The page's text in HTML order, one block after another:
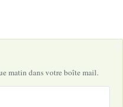
matin dans votre boîte mail.